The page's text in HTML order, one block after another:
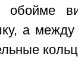
обойме
а